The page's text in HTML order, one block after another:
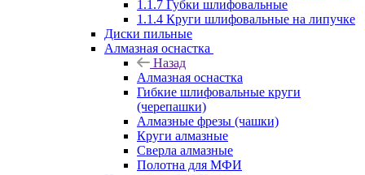
1.1.7 Губки шлифовальные
1.1.4 Круги шлифовальные на липучке
Диски пильные
Алмазная оснастка
Назад
Алмазная оснастка
Гибкие шлифовальные круги
(черепашки)
Алмазные фрезы (чашки)
Круги алмазные
Сверла алмазные
Полотна для МФИ